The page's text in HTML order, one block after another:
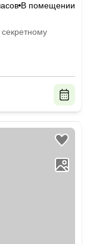
В помещении